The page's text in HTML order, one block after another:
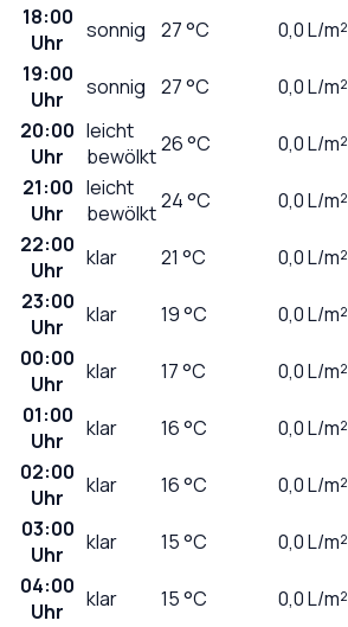
18:00
Uhr
sonnig 27°C 0,0L/m²
19:00
Uhr
sonnig 27°C 0,0L/m²
20:00
Uhr
leicht
bewölkt26°C 0,0L/m²
21:00
Uhr
leicht
bewölkt24°C 0,0L/m²
22:00
Uhr
klar 21 °C 0,0L/m²
23:00
Uhr
klar 19°C 0,0L/m²
00:00
Uhr
klar 17°C 0,0L/m²
01:00
Uhr
klar 16°C 0,0L/m²
02:00
Uhr
klar 16°C 0,0L/m²
03:00
Uhr
klar 15°C 0,0L/m²
04:00
Uhr
klar 15°C 0,0L/m²